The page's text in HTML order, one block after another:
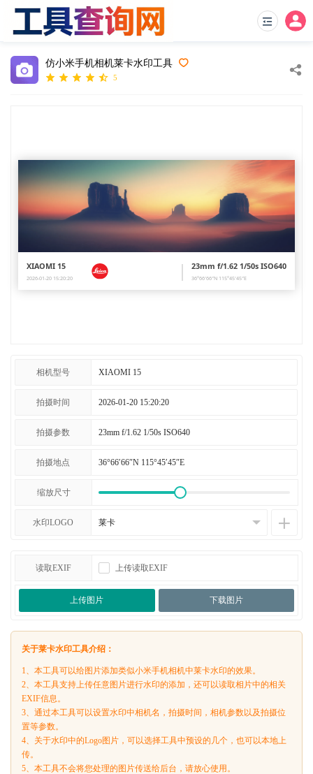
仿小米手机相机莱卡水印工具
5
XIAOMI 15
2026-01-20 15:20:20
23mm f/1.62 1/50s ISO640
36°66′66″N 115°45′45″E
相机型号
拍摄时间
拍摄参数
拍摄地点
缩放尺寸
水印LOGO
读取EXIF 上传读取EXIF
上传图片 下载图片
关于莱卡水印工具介绍：
1、本工具可以给图片添加类似小米手机相机中莱卡水印的效果。
2、本工具支持上传任意图片进行水印的添加，还可以读取相片中的相关
EXIF信息。
3、通过本工具可以设置水印中相机名，拍摄时间，相机参数以及拍摄位
置等参数。
4、关于水印中的Logo图片，可以选择工具中预设的几个，也可以本地上
传。
5、本工具不会将您处理的图片传送给后台，请放心使用。